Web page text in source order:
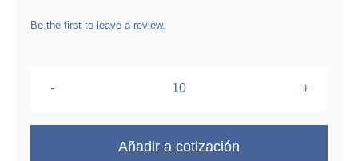
was:
is:
Be the first to leave a review.
Romanc
Añadir a cotización